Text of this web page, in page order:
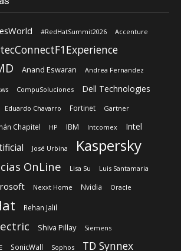
#RedHatSummit2026 Accenture
Anand Eswaran Andrea Fernandez
CompuSoluciones Dell Technologies
Eduardo Chavarro Fortinet Gartner
Chapitel HP IBM Intcomex Intel
José Urbina Kaspersky
OnLine Lisa Su Luis Santamaria
Nexxt Home Nvidia Oracle
Rehan Jalil
Shiva Pillay Siemens
SonicWall Sophos TD Synnex